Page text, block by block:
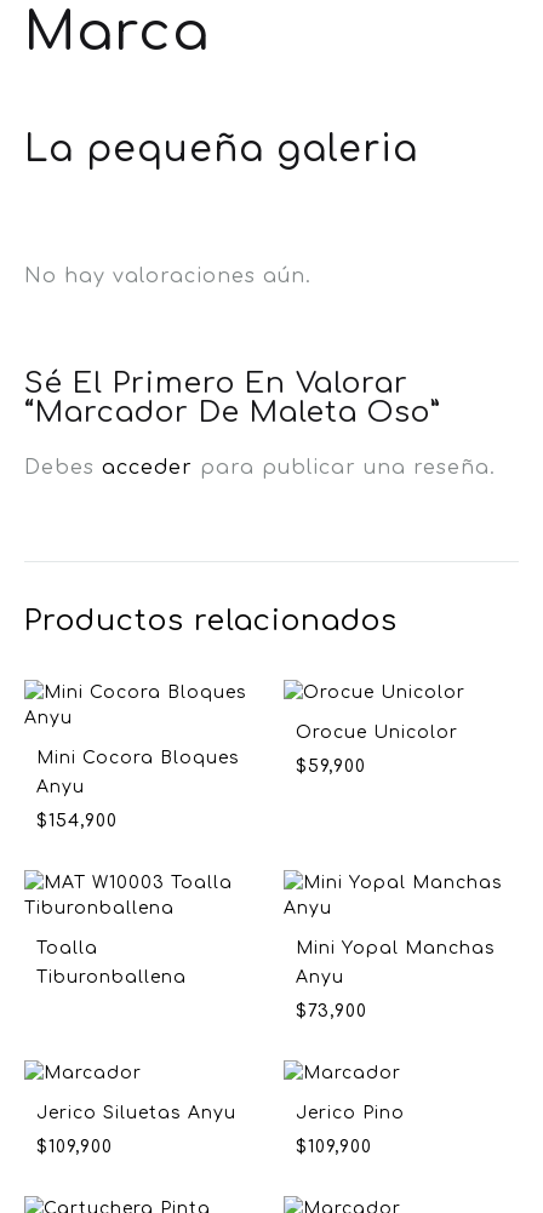
Marca
La pequeña galeria
No hay valoraciones aún.
Sé El Primero En Valorar
“Marcador De Maleta Oso”
Debes acceder para publicar una reseña.
Productos relacionados
Mini Cocora Bloques
Anyu
$154,900
Orocue Unicolor
$59,900
Toalla
Tiburonballena
Mini Yopal Manchas
Anyu
$ 73,900
Jerico Siluetas Anyu
$109,900
Jerico Pino
$109,900